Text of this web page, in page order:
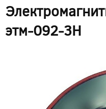
этм-092-3Н